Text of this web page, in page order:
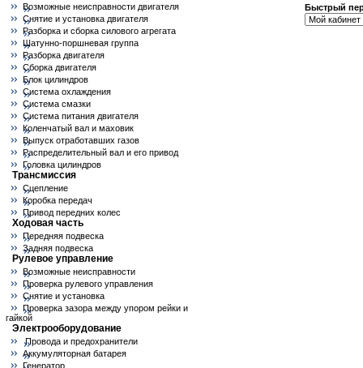
Возможные неисправности двигателя
Снятие и установка двигателя
Разборка и сборка силового агрегата
Шатунно-поршневая группа
Разборка двигателя
Сборка двигателя
Блок цилиндров
Система охлаждения
Система смазки
Система питания двигателя
Коленчатый вал и маховик
Выпуск отработавших газов
Распределительный вал и его привод
Головка цилиндров
Трансмиссия
Сцепление
Коробка передач
Привод передних колес
Ходовая часть
Передняя подвеска
Задняя подвеска
Рулевое управление
Возможные неисправности
Проверка рулевого управления
Снятие и установка
Проверка зазора между упором рейки и
гайкой
Электрооборудование
Провода и предохранители
Аккумуляторная батарея
Генератор
Быстрый